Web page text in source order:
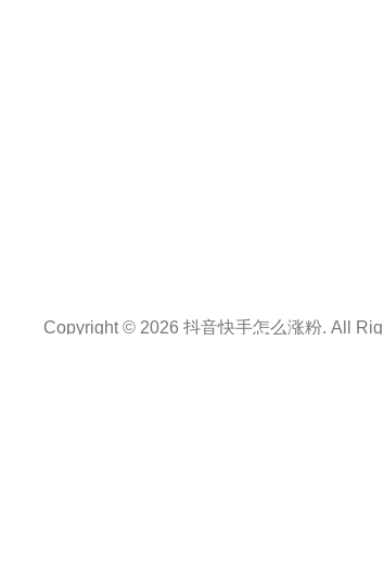
Copyright © 2026 抖音快手怎么涨粉. All